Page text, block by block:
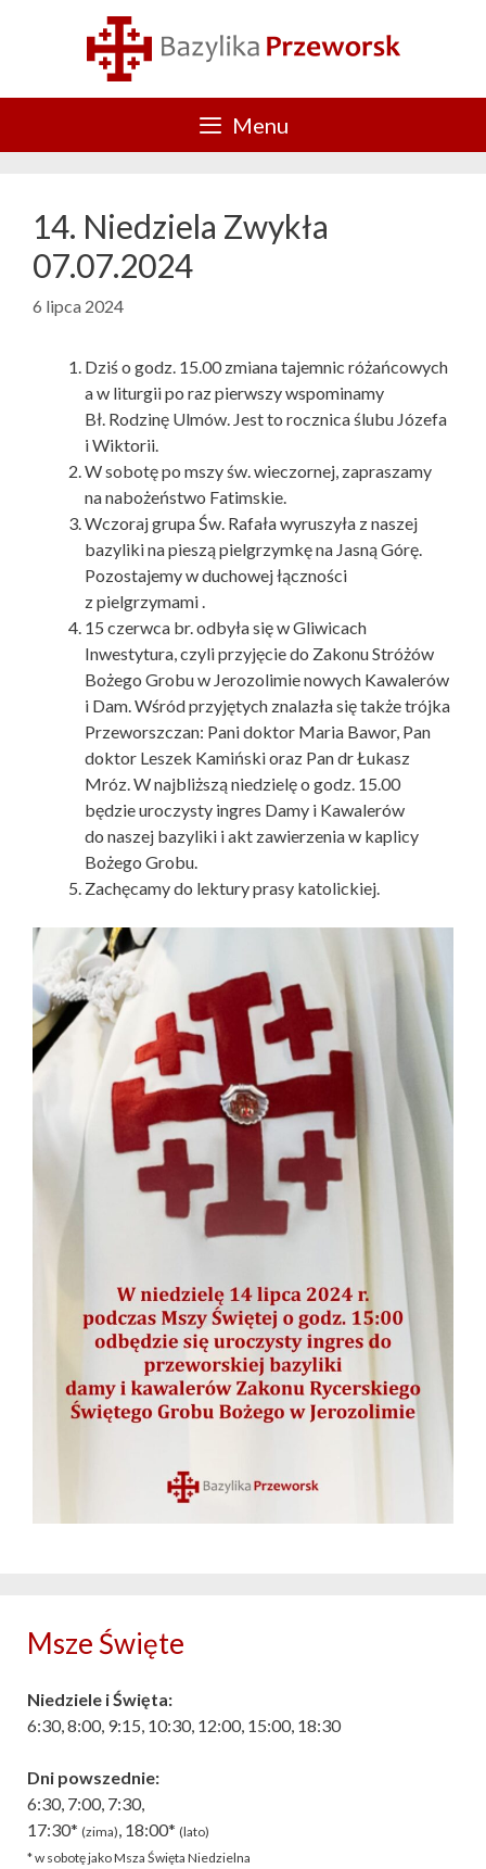
Menu
14. Niedziela Zwykła
07.07.2024
6 lipca 2024
Dziś o godz. 15.00 zmiana tajemnic różańcowych
a w liturgii po raz pierwszy wspominamy
Bł. Rodzinę Ulmów. Jest to rocznica ślubu Józefa
i Wiktorii.
W sobotę po mszy św. wieczornej, zapraszamy
na nabożeństwo Fatimskie.
Wczoraj grupa Św. Rafała wyruszyła z naszej
bazyliki na pieszą pielgrzymkę na Jasną Górę.
Pozostajemy w duchowej łączności
z pielgrzymami .
15 czerwca br. odbyła się w Gliwicach
Inwestytura, czyli przyjęcie do Zakonu Stróżów
Bożego Grobu w Jerozolimie nowych Kawalerów
i Dam. Wśród przyjętych znalazła się także trójka
Przeworszczan: Pani doktor Maria Bawor, Pan
doktor Leszek Kamiński oraz Pan dr Łukasz
Mróz. W najbliższą niedzielę o godz. 15.00
będzie uroczysty ingres Damy i Kawalerów
do naszej bazyliki i akt zawierzenia w kaplicy
Bożego Grobu.
Zachęcamy do lektury prasy katolickiej.
Msze Święte
Niedziele i Święta:
6:30, 8:00, 9:15, 10:30, 12:00, 15:00, 18:30
Dni powszednie:
6:30, 7:00, 7:30,
17:30* (zima) , 18:00* (lato)
* w sobotę jako Msza Święta Niedzielna